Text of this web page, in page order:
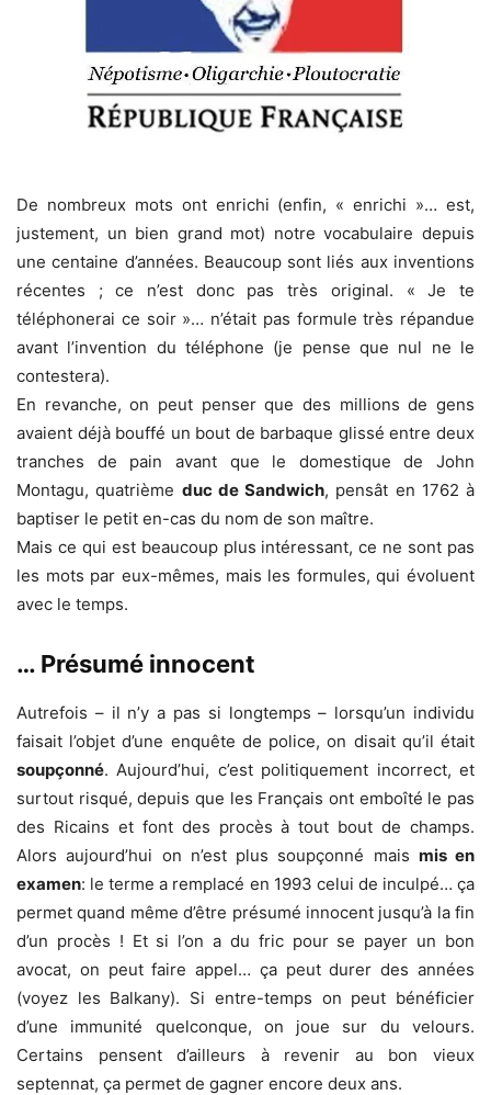
De nombreux mots ont enrichi (enfin, « enrichi »… est,
justement, un bien grand mot) notre vocabulaire depuis
une centaine d’années. Beaucoup sont liés aux inventions
récentes ; ce n’est donc pas très original. « Je te
téléphonerai ce soir »… n’était pas formule très répandue
avant l’invention du téléphone (je pense que nul ne le
contestera).
En revanche, on peut penser que des millions de gens
avaient déjà bouffé un bout de barbaque glissé entre deux
tranches de pain avant que le domestique de John
Montagu, quatrième duc de Sandwich, pensât en 1762 à
baptiser le petit en-cas du nom de son maître.
Mais ce qui est beaucoup plus intéressant, ce ne sont pas
les mots par eux-mêmes, mais les formules, qui évoluent
avec le temps.
… Présumé innocent
Autrefois – il n’y a pas si longtemps – lorsqu’un individu
faisait l’objet d’une enquête de police, on disait qu’il était
soupçonné. Aujourd’hui, c’est politiquement incorrect, et
surtout risqué, depuis que les Français ont emboîté le pas
des Ricains et font des procès à tout bout de champs.
Alors aujourd’hui on n’est plus soupçonné mais mis en
examen: le terme a remplacé en 1993 celui de inculpé… ça
permet quand même d’être présumé innocent jusqu’à la fin
d’un procès ! Et si l’on a du fric pour se payer un bon
avocat, on peut faire appel… ça peut durer des années
(voyez les Balkany). Si entre-temps on peut bénéficier
d’une immunité quelconque, on joue sur du velours.
Certains pensent d’ailleurs à revenir au bon vieux
septennat, ça permet de gagner encore deux ans.